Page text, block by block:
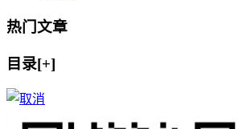
热门文章
目录[+]